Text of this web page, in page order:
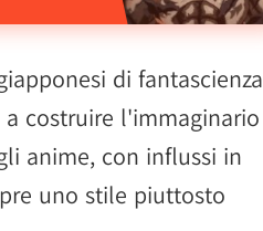
di fantascienza
costruire l'immaginario
anime, con influssi in
uno stile piuttosto